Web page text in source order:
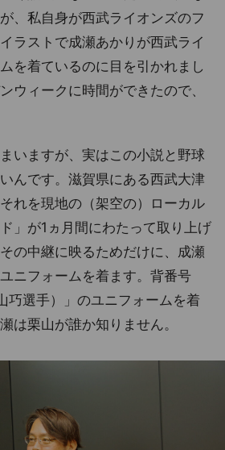
、私自身が西武ライオンズのフ
ラストで成瀬あかりが西武ライ
を着ているのに目を引かれまし
ウィークに時間ができたので、
いますが、実はこの小説と野球
んです。滋賀県にある西武大津
れを現地の（架空の）ローカル
」が1ヵ月間にわたって取り上げ
の中継に映るためだけに、成瀬
ニフォームを着ます。背番号
巧選手）」のユニフォームを着
は栗山が誰か知りません。